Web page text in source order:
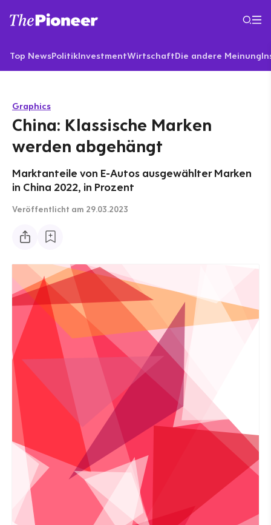
Top NewsPolitikInvestmentWirtschaftDie andere Meinung
Graphics
China: Klassische Marken
werden abgehängt
Marktanteile von E-Autos ausgewählter Marken
in China 2022, in Prozent
Veröffentlicht am 29.03.2023